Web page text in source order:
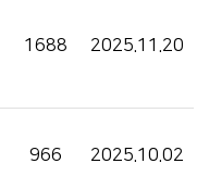
1688 2025.11.20
966 2025.10.02